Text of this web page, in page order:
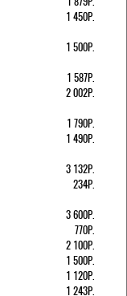
1 450Р.
1 500Р.
1 587Р.
2 002Р.
1 790Р.
1 490Р.
3 132Р.
234Р.
3 600Р.
770Р.
2 100Р.
1 500Р.
1 120Р.
1 243Р.